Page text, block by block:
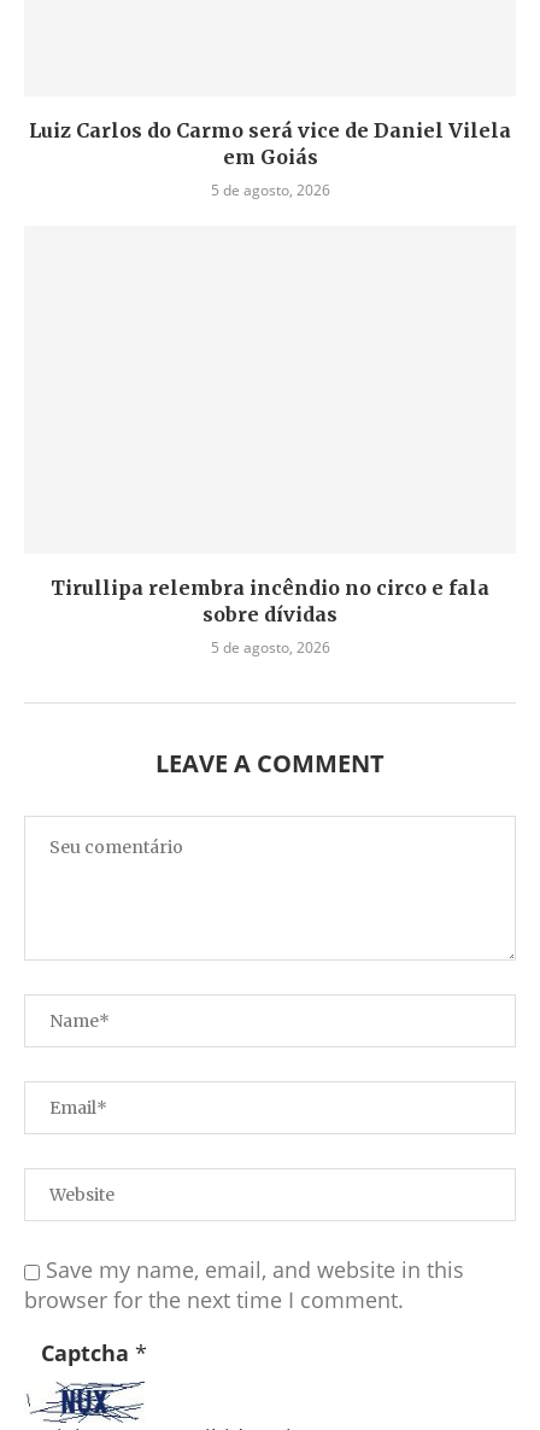
Luiz Carlos do Carmo será vice de Daniel Vilela
em Goiás
5 de agosto, 2026
Tirullipa relembra incêndio no circo e fala
sobre dívidas
5 de agosto, 2026
LEAVE A COMMENT
Save my name, email, and website in this
browser for the next time I comment.
Captcha *